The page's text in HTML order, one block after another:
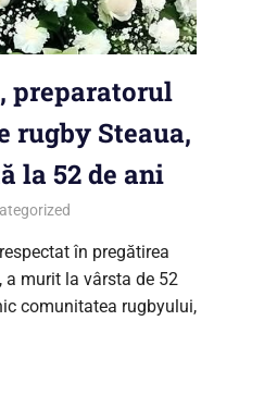
preparatorul
rugby Steaua,
la 52 de ani
în pregătirea
murit la vârsta de 52
comunitatea rugbyului,